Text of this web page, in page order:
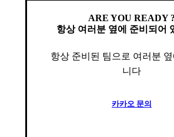
ARE YOU READY ?
항상 여러분 옆에 준비되어
항상 준비된 팀으로 여러분
니다
카카오 문의